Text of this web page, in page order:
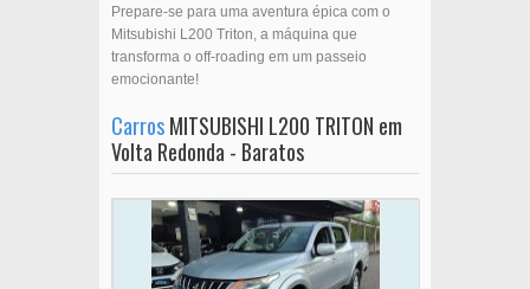
Prepare-se para uma aventura épica com o
Mitsubishi L200 Triton, a máquina que
transforma o off-roading em um passeio
emocionante!
CarrosMITSUBISHI L200 TRITON em
Volta Redonda - Baratos